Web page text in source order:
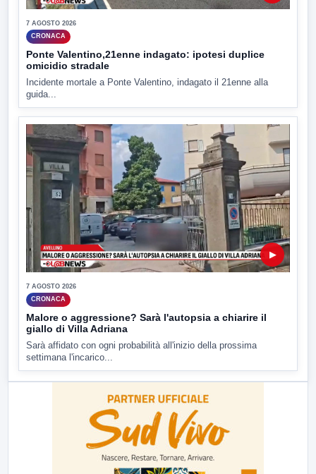
7 AGOSTO 2026
CRONACA
Ponte Valentino,21enne indagato: ipotesi duplice
omicidio stradale
Incidente mortale a Ponte Valentino, indagato il 21enne alla
guida...
▶
7 AGOSTO 2026
CRONACA
Malore o aggressione? Sarà l'autopsia a chiarire il
giallo di Villa Adriana
Sarà affidato con ogni probabilità all'inizio della prossima
settimana l'incarico...